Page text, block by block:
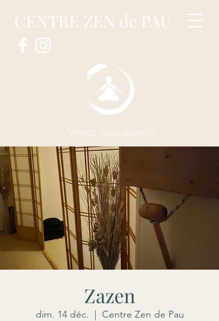
CENTRE ZEN de PAU
"Venez vous asseoir"
Zazen
dim. 14 déc.
  |
Centre Zen de Pau